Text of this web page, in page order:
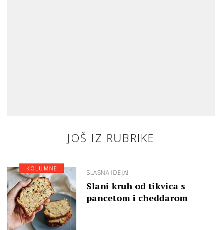
JOŠ IZ RUBRIKE
SLASNA IDEJA!
Slani kruh od tikvica s
pancetom i cheddarom
KOLUMNE